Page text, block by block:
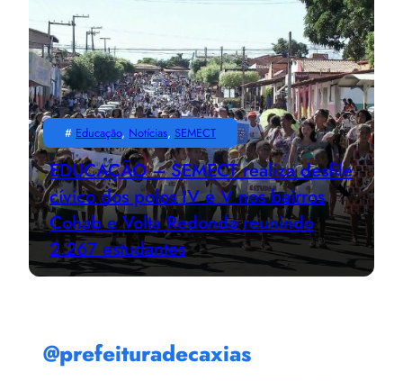
# Educação, Notícias, SEMECT
EDUCAÇÃO – SEMECT realiza desfile
cívico dos polos IV e V nos bairros
Cohab e Volta Redonda reunindo
2.267 estudantes
@prefeituradecaxias